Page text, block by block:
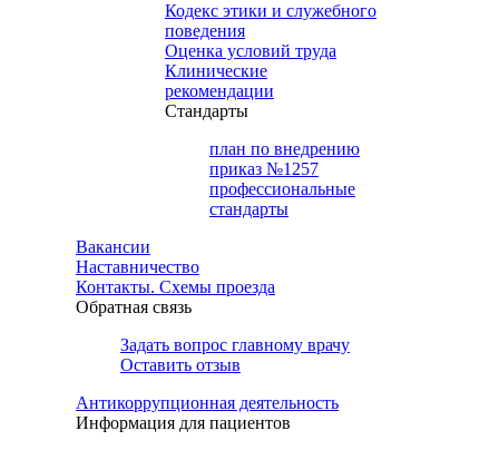
Кодекс этики и служебного
поведения
Оценка условий труда
Клинические
рекомендации
Cтандарты
план по внедрению
приказ №1257
профессиональные
стандарты
Вакансии
Наставничество
Контакты. Схемы проезда
Обратная связь
Задать вопрос главному врачу
Оставить отзыв
Антикоррупционная деятельность
Информация для пациентов